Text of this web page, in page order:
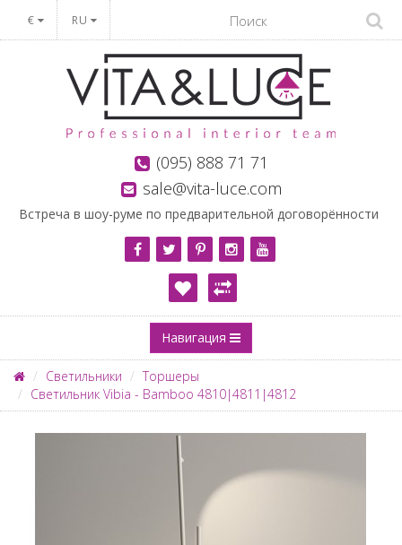
€ RU
(095) 888 71 71
sale@vita-luce.com
Встреча в шоу-руме по предварительной договорённости
Навигация
Светильники
Торшеры
Светильник Vibia - Bamboo 4810|4811|4812